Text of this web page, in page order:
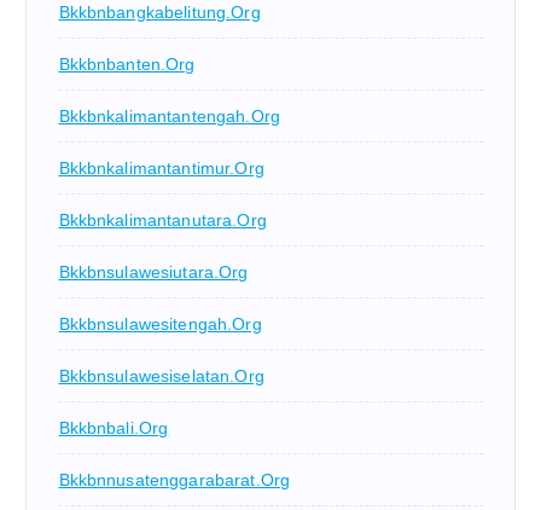
Bkkbnbangkabelitung.org
Bkkbnbanten.org
Bkkbnkalimantantengah.org
Bkkbnkalimantantimur.org
Bkkbnkalimantanutara.org
Bkkbnsulawesiutara.org
Bkkbnsulawesitengah.org
Bkkbnsulawesiselatan.org
Bkkbnbali.org
Bkkbnnusatenggarabarat.org